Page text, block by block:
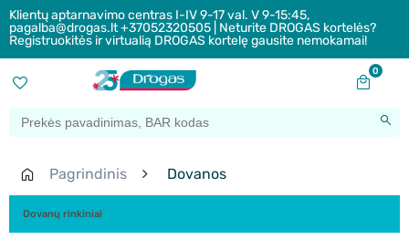
Klientų aptarnavimo centras I-IV 9-17 val. V 9-15:45,
pagalba@drogas.lt +37052320505 | Neturite DROGAS kortelės?
Registruokitės ir virtualią DROGAS kortelę gausite nemokamai!
0
Pagrindinis Dovanos
Dovanų rinkiniai